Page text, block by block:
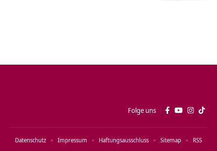
Folge uns
Datenschutz Impressum Haftungsausschluss Sitemap RSS